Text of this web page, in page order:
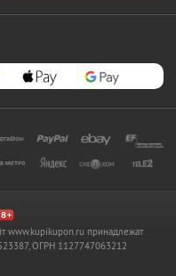
www.kupikupon.ru принадлежат
ОГРН 1127747063212